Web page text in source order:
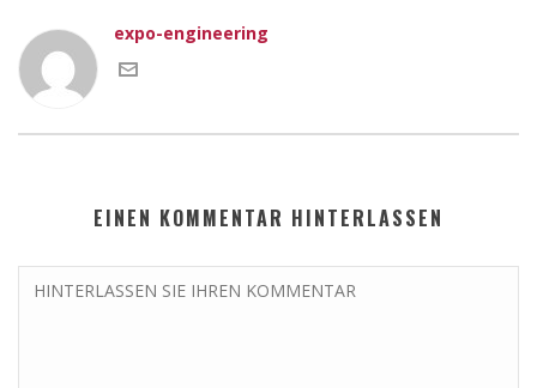
expo-engineering
EINEN KOMMENTAR HINTERLASSEN